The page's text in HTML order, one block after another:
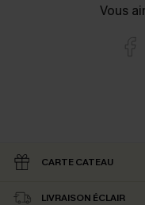
Vous
CARTE CATEAU
LIVRAISON ÉCLAIR